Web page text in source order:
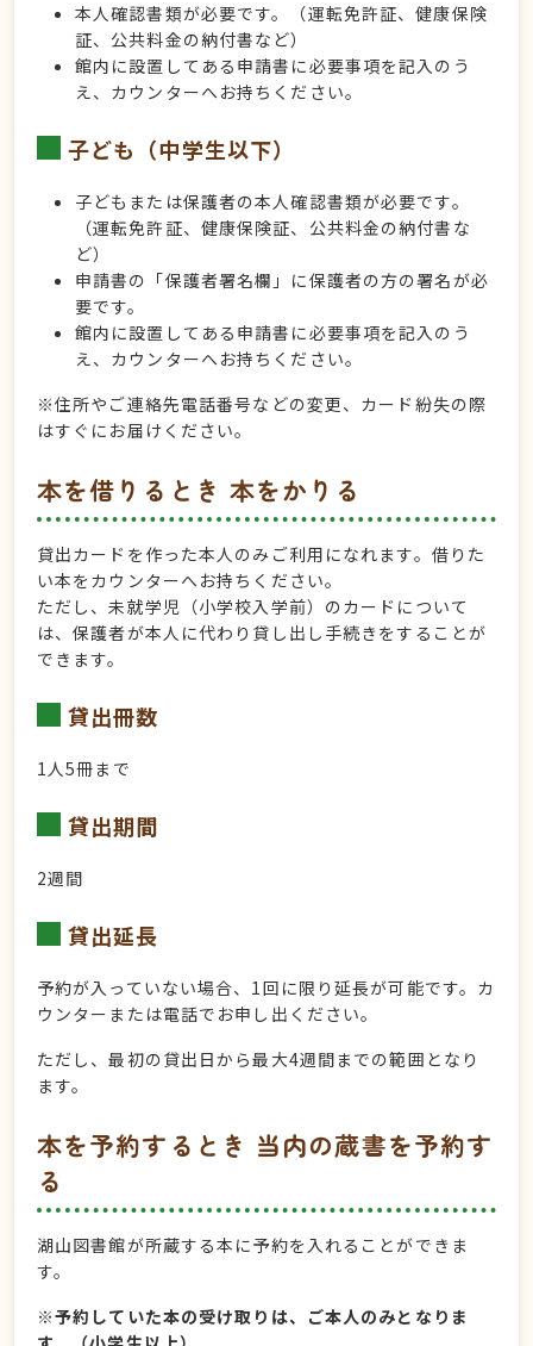
本人確認書類が必要です。（運転免許証、健康保険
証、公共料金の納付書など）
館内に設置してある申請書に必要事項を記入のう
え、カウンターへお持ちください。
子ども（中学生以下）
子どもまたは保護者の本人確認書類が必要です。
（運転免許証、健康保険証、公共料金の納付書な
ど）
申請書の「保護者署名欄」に保護者の方の署名が必
要です。
館内に設置してある申請書に必要事項を記入のう
え、カウンターへお持ちください。
※住所やご連絡先電話番号などの変更、カード紛失の際
はすぐにお届けください。
本を借りるとき 本をかりる
貸出カードを作った本人のみご利用になれます。借りた
い本をカウンターへお持ちください。
ただし、未就学児（小学校入学前）のカードについて
は、保護者が本人に代わり貸し出し手続きをすることが
できます。
貸出冊数
1人5冊まで
貸出期間
2週間
貸出延長
予約が入っていない場合、1回に限り延長が可能です。カ
ウンターまたは電話でお申し出ください。
ただし、最初の貸出日から最大4週間までの範囲となり
ます。
本を予約するとき 当内の蔵書を予約す
る
湖山図書館が所蔵する本に予約を入れることができま
す。
※予約していた本の受け取りは、ご本人のみとなりま